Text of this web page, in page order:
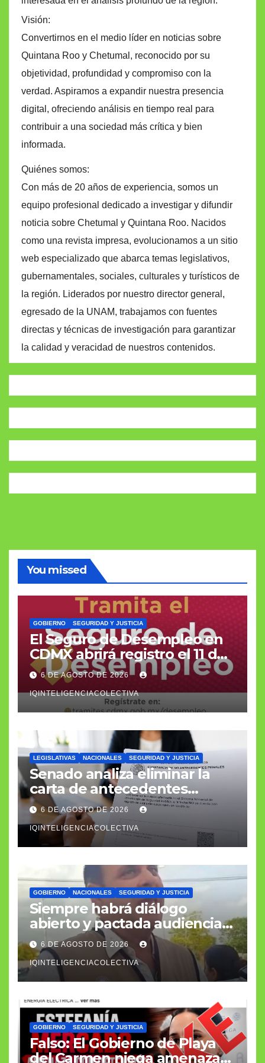
Visión:
Convertirnos en el medio líder en noticias sobre
Quintana Roo y Chetumal, reconocido por su
objetividad, profundidad y compromiso con la
verdad. Aspiramos a expandir nuestra presencia
digital, ofreciendo análisis en tiempo real para
contribuir a una sociedad más crítica y bien
informada.
Quiénes somos:
Con más de 20 años de experiencia, somos un
equipo profesional dedicado a investigar y difundir
noticia sobre Chetumal y Quintana Roo. Nacidos
como una revista impresa, evolucionamos a un sitio
web especializado que abarca temas legislativos,
gubernamentales, sociales, culturales y turísticos de
la región. Liderados por nuestro director general,
egresado de la UNAM, trabajamos con fuentes
directas y técnicas de investigación para garantizar
la calidad y veracidad de nuestros contenidos.
You missed
GOBIERNO SEGURIDAD Y JUSTICIA
El Seguro de Desempleo en
CDMX abrirá registro el 11 de
agosto con apoyo de 3 mil
566 pesos
6 DE AGOSTO DE 2026
IQINTELIGENCIACOLECTIVA
LEGISLATIVAS NACIONALES SEGURIDAD Y JUSTICIA
Senado analiza eliminar la
carta de antecedentes
penales como requisito
laboral
6 DE AGOSTO DE 2026
IQINTELIGENCIACOLECTIVA
GOBIERNO NACIONALES SEGURIDAD Y JUSTICIA
Siempre habrá diálogo
abierto y pactada audiencia
con el fiscal general
6 DE AGOSTO DE 2026
IQINTELIGENCIACOLECTIVA
GOBIERNO SEGURIDAD Y JUSTICIA
Falso: El Gobierno de Playa
del Carmen niega amenazas